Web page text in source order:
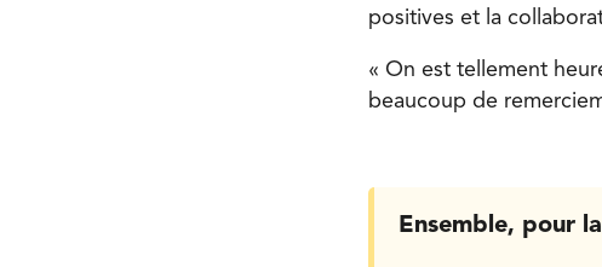
positives et la
« On est tellement
beaucoup de
Ensemble, pour